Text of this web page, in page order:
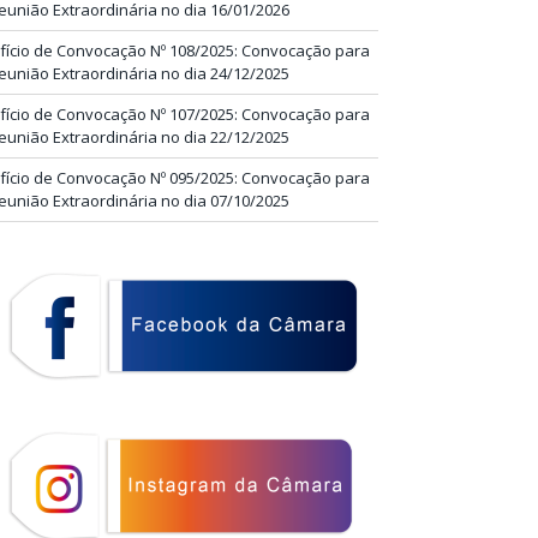
Extraordinária no dia 16/01/2026
de Convocação Nº 108/2025: Convocação para
Extraordinária no dia 24/12/2025
de Convocação Nº 107/2025: Convocação para
Extraordinária no dia 22/12/2025
de Convocação Nº 095/2025: Convocação para
Extraordinária no dia 07/10/2025